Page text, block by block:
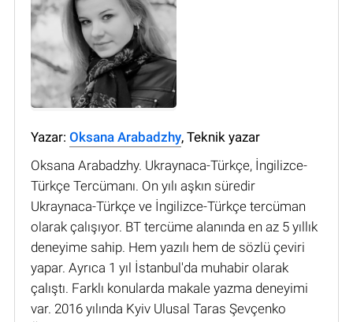
Yazar: Oksana Arabadzhy, Teknik yazar
Oksana Arabadzhy. Ukraynaca-Türkçe, İngilizce-
Türkçe Tercümanı. On yılı aşkın süredir
Ukraynaca-Türkçe ve İngilizce-Türkçe tercüman
olarak çalışıyor. BT tercüme alanında en az 5 yıllık
deneyime sahip. Hem yazılı hem de sözlü çeviri
yapar. Ayrıca 1 yıl İstanbul'da muhabir olarak
çalıştı. Farklı konularda makale yazma deneyimi
var. 2016 yılında Kyiv Ulusal Taras Şevçenko